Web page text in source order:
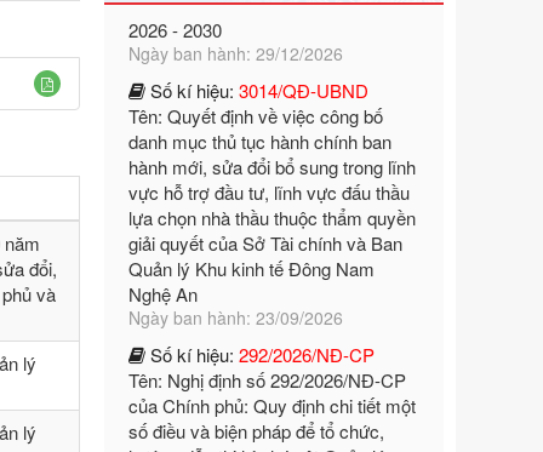
đổi,
và
lý
lý
Số kí hiệu:
Tên: Quyết định về việc công bố
hành mới, sửa đổi bổ sung trong lĩnh
vực hỗ trợ đầu tư, lĩnh vực đấu thầu
lựa chọn nhà thầu thuộc thẩm quyền
giải quyết của Sở Tài chính và Ban
Quản lý Khu kinh tế Đông Nam
Nghệ An
Ngày ban hành: 23/09/2026
Số kí hiệu:
292/2026/NĐ-CP
Tên: Nghị định số 292/2026/NĐ-CP
số điều và biện pháp để tổ chức,
hướng dẫn thi hành Luật Quản lý
ngoại thương
Ngày ban hành: 21/07/2026